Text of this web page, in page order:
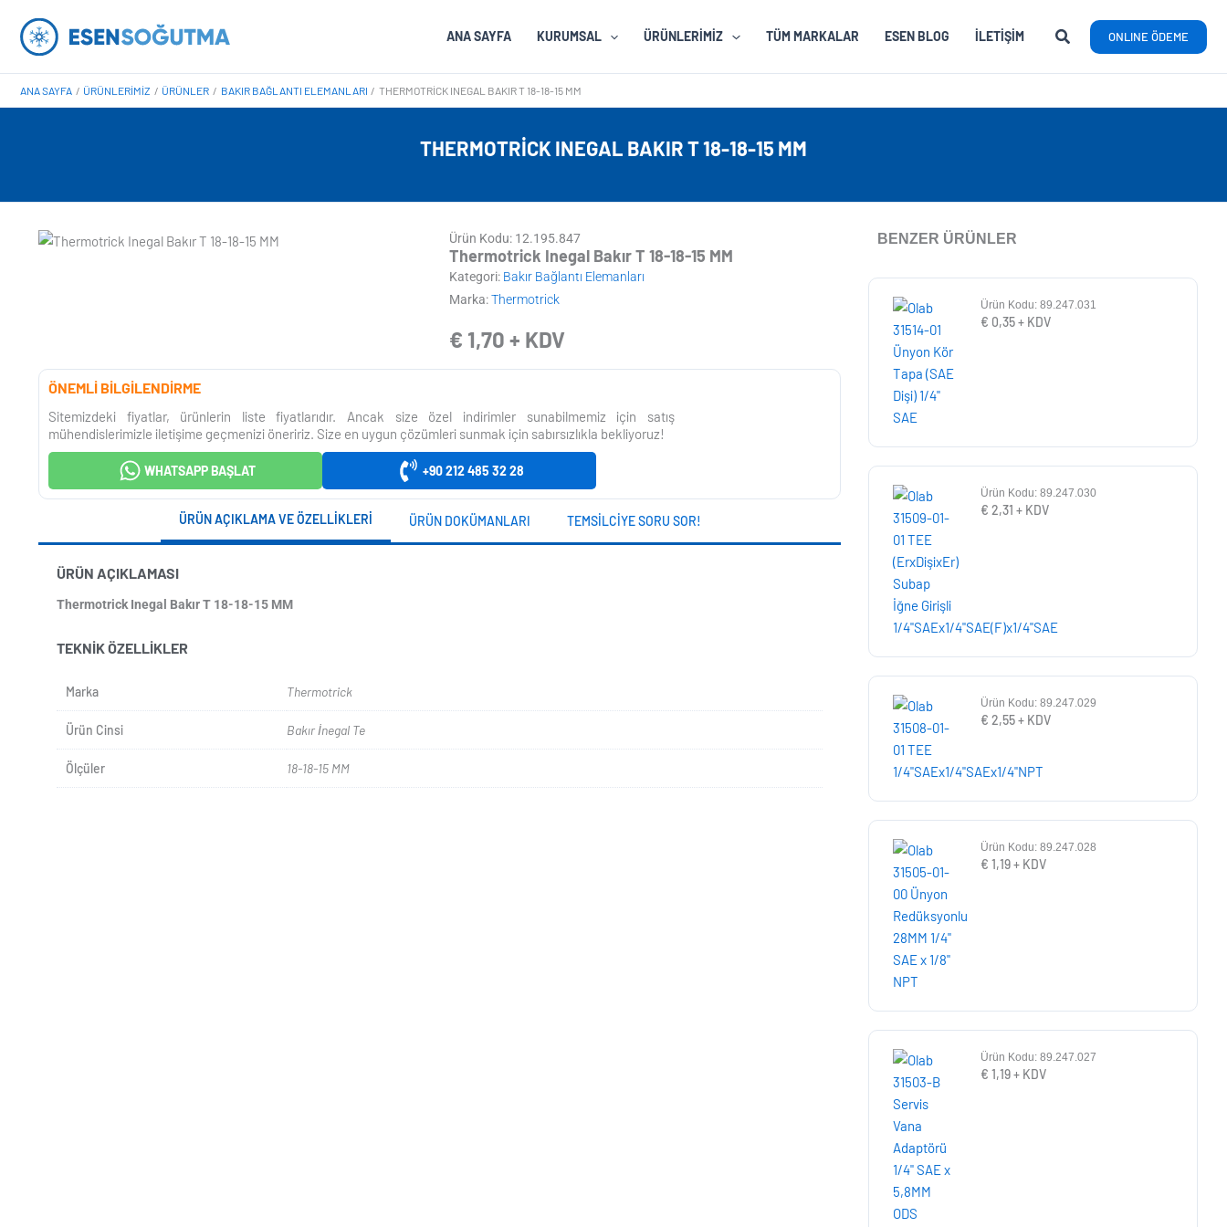
atla
ANA SAYFA KURUMSAL ÜRÜNLERIMIZ TÜM MARKALAR ESEN BLOG İLETIŞIM ONLINE ÖDEME
ANA SAYFA ÜRÜNLERIMIZ ÜRÜNLER BAKIR BAĞLANTI ELEMANLARI THERMOTRICK INEGAL BAKIR T 18-18-15 MM
THERMOTRICK INEGAL BAKIR T 18-18-15 MM
Ürün Kodu: 12.195.847
Thermotrick Inegal Bakır T 18-18-15 MM
Kategori: Bakır Bağlantı Elemanları
Marka:Thermotrick
€ 1,70 + KDV
ÖNEMLİ BİLGİLENDİRME
Sitemizdeki fiyatlar, ürünlerin liste fiyatlarıdır. Ancak size özel indirimler sunabilmemiz için satış
mühendislerimizle iletişime geçmenizi öneririz. Size en uygun çözümleri sunmak için sabırsızlıkla bekliyoruz!
WHATSAPP BAŞLAT +90 212 485 32 28
ÜRÜN AÇIKLAMA VE ÖZELLIKLERI ÜRÜN DOKÜMANLARI TEMSILCIYE SORU SOR!
ÜRÜN AÇIKLAMASI
Thermotrick Inegal Bakır T 18-18-15 MM
TEKNIK ÖZELLIKLER
Marka Thermotrick
Ürün Cinsi Bakır İnegal Te
Ölçüler 18-18-15 MM
BENZER ÜRÜNLER
Ürün Kodu: 89.247.031
€ 0,35+ KDV
Ürün Kodu: 89.247.030
€ 2,31 + KDV
Ürün Kodu: 89.247.029
€ 2,55+ KDV
Ürün Kodu: 89.247.028
€ 1,19+ KDV
Ürün Kodu: 89.247.027
€ 1,19+ KDV